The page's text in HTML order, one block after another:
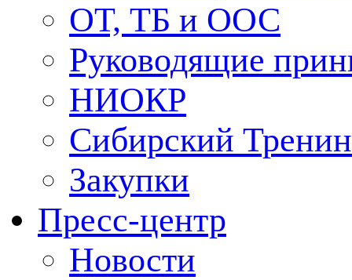
ОТ, ТБ и ООС
Руководящие
НИОКР
Сибирский
Закупки
Пресс-центр
Новости